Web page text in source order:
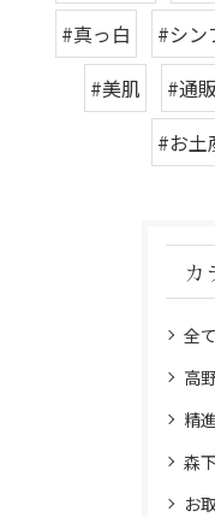
#真っ白
#シン
#美肌
#通販
#お土
カ
全
高
精
森
お